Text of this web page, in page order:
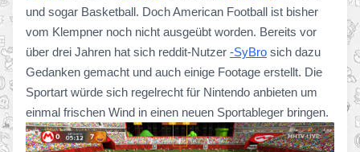
und sogar Basketball. Doch American Football ist bisher
vom Klempner noch nicht ausgeübt worden. Bereits vor
über drei Jahren hat sich reddit-Nutzer -SyBro sich dazu
Gedanken gemacht und auch einige Footage erstellt. Die
Sportart würde sich regelrecht für Nintendo anbieten um
einmal frischen Wind in einen neuen Sportableger bringen.